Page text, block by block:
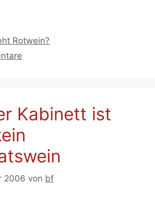
Rotwein?
Kabinett ist
2006 von bf